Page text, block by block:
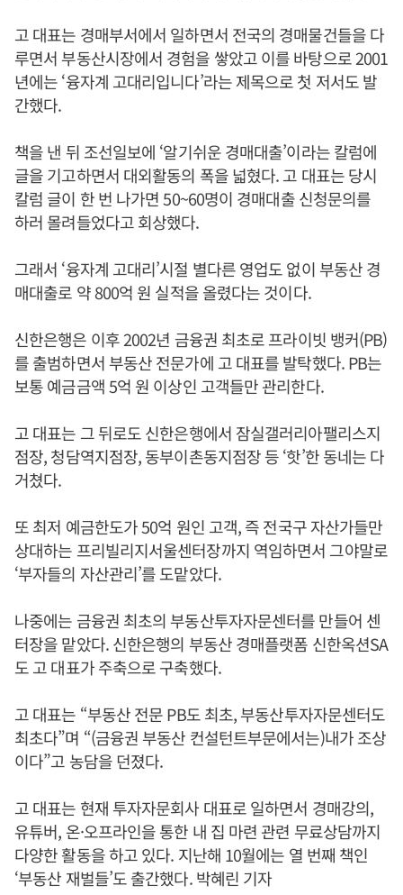
고 대표는 경매부서에서 일하면서 전국의 경매물건들을 다
루면서 부동산시장에서 경험을 쌓았고 이를 바탕으로 2001
년에는 ‘융자계 고대리입니다’라는 제목으로 첫 저서도 발
간했다.
책을 낸 뒤 조선일보에 ‘알기쉬운 경매대출’이라는 칼럼에
글을 기고하면서 대외활동의 폭을 넓혔다. 고 대표는 당시
칼럼 글이 한 번 나가면 50~60명이 경매대출 신청문의를
하러 몰려들었다고 회상했다.
그래서 ‘융자계 고대리’시절 별다른 영업도 없이 부동산 경
매대출로 약 800억 원 실적을 올렸다는 것이다.
신한은행은 이후 2002년 금융권 최초로 프라이빗 뱅커(PB)
를 출범하면서 부동산 전문가에 고 대표를 발탁했다. PB는
보통 예금금액 5억 원 이상인 고객들만 관리한다.
고 대표는 그 뒤로도 신한은행에서 잠실갤러리아팰리스지
점장, 청담역지점장, 동부이촌동지점장 등 ‘핫’한 동네는 다
거쳤다.
또 최저 예금한도가 50억 원인 고객, 즉 전국구 자산가들만
상대하는 프리빌리지서울센터장까지 역임하면서 그야말로
‘부자들의 자산관리’를 도맡았다.
나중에는 금융권 최초의 부동산투자자문센터를 만들어 센
터장을 맡았다. 신한은행의 부동산 경매플랫폼 신한옥션SA
도 고 대표가 주축으로 구축했다.
고 대표는 “부동산 전문 PB도 최초, 부동산투자자문센터도
최초다”며 “(금융권 부동산 컨설턴트부문에서는)내가 조상
이다”고 농담을 던졌다.
고 대표는 현재 투자자문회사 대표로 일하면서 경매강의,
유튜버, 온·오프라인을 통한 내 집 마련 관련 무료상담까지
다양한 활동을 하고 있다. 지난해 10월에는 열 번째 책인
‘부동산 재벌들’도 출간했다. 박혜린 기자